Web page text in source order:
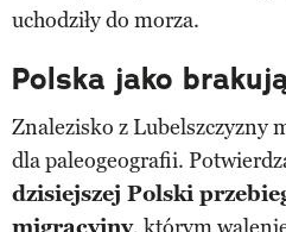
uchodziły do morza.
Polska jako
Znalezisko z Lubelszczyzny
dla paleogeografii.
dzisiejszej Polski